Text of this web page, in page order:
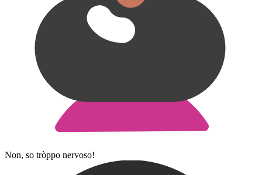
Non, so tròppo nervoso!